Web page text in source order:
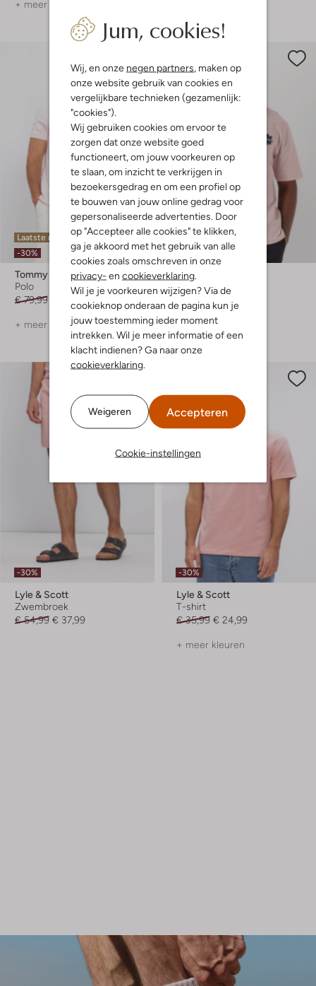
Jum, cookies!
Wij, en onze negen partners , maken op
onze website gebruik van cookies en
vergelijkbare technieken (gezamenlijk:
"cookies").
Wij gebruiken cookies om ervoor te
zorgen dat onze website goed
functioneert, om jouw voorkeuren op
te slaan, om inzicht te verkrijgen in
bezoekersgedrag en om een profiel op
te bouwen van jouw online gedrag voor
gepersonaliseerde advertenties. Door
op "Accepteer alle cookies" te klikken,
ga je akkoord met het gebruik van alle
cookies zoals omschreven in onze
privacy- en cookieverklaring
Wil je je voorkeuren wijzigen? Via de
cookieknop onderaan de pagina kun je
jouw toestemming ieder moment
intrekken. Wil je meer informatie of een
klacht indienen? Ga naar onze
cookieverklaring
Weigeren Accepteren
Cookie-instellingen
+ meer kleuren
Laatste maten
-30%
Tommy Hilfiger
Polo
€ 79,99
+ meer kleuren
Laatste maten
-30%
The Goodpeople
T-shirt
€ 69,99
€ 48,99
+ meer kleuren
-30%
Lyle & Scott
Zwembroek
€ 54,99 € 37,99
-30%
Lyle & Scott
T-shirt
€ 35,99 € 24,99
+ meer kleuren